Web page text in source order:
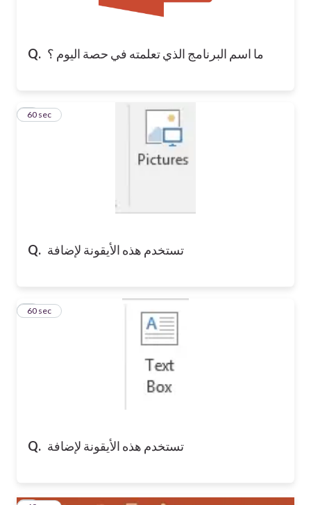
Q. ما اسم البرنامج الذي تعلمته في حصة اليوم ؟
Q. تستخدم هذه الأيقونة لإضافة
260 sec
Q. تستخدم هذه الأيقونة لإضافة
360 sec